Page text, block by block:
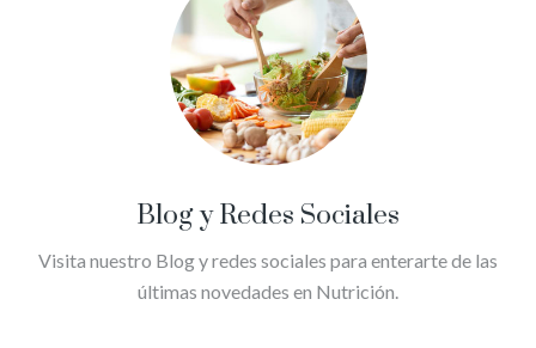
Blog y Redes Sociales
Visita nuestro Blog y redes sociales para enterarte de las
últimas novedades en Nutrición.